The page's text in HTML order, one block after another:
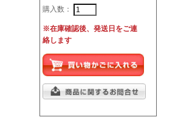
購入数：
※在庫確認後、発送日をご連
絡します